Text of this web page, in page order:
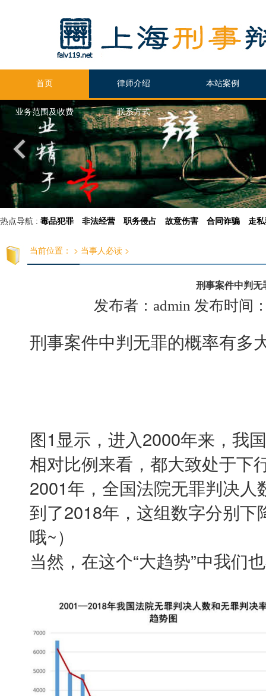
首页 律师介绍 本站案例
业务范围及收费 联系方式
热点导航 : 毒品犯罪 非法经营 职务侵占 故意伤害 合同诈骗 走
当前位置： > 当事人必读 >
刑事案件中判无
发布者：admin 发布时间
刑事案件中判无罪的概率有多
图1显示，进入2000年来，我
相对比例来看，都大致处于下
2001年，全国法院无罪判决
到了2018年，这组数字分别
哦~）
当然，在这个“大趋势”中我们